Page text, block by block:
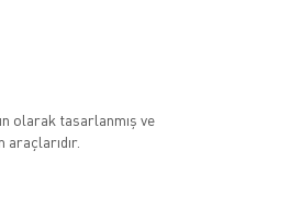
olarak tasarlanmış ve